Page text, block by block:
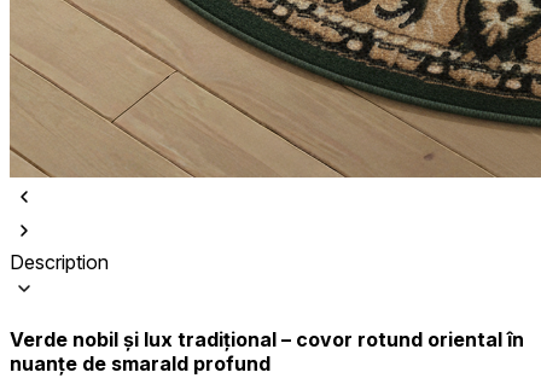
Description
Verde nobil și lux tradițional – covor rotund oriental în
nuanțe de smarald profund